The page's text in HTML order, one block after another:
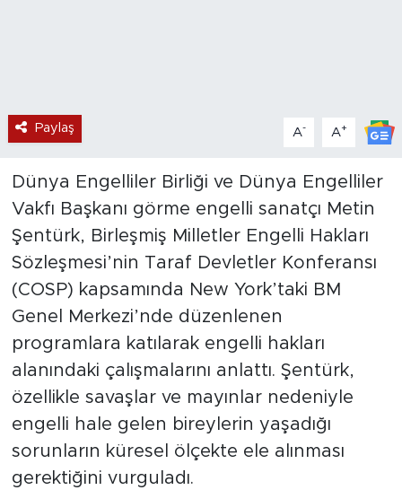
Paylaş A- A+
Dünya Engelliler Birliği ve Dünya Engelliler
Vakfı Başkanı görme engelli sanatçı Metin
Şentürk, Birleşmiş Milletler Engelli Hakları
Sözleşmesi’nin Taraf Devletler Konferansı
(COSP) kapsamında New York’taki BM
Genel Merkezi’nde düzenlenen
programlara katılarak engelli hakları
alanındaki çalışmalarını anlattı. Şentürk,
özellikle savaşlar ve mayınlar nedeniyle
engelli hale gelen bireylerin yaşadığı
sorunların küresel ölçekte ele alınması
gerektiğini vurguladı.